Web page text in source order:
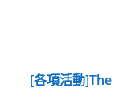
[各項活動